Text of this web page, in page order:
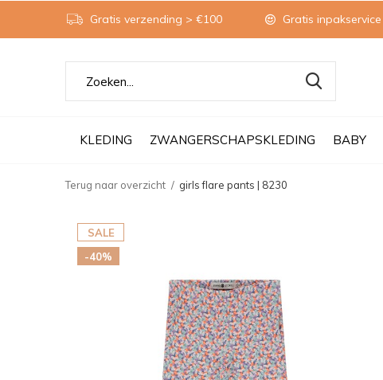
KLEDING ZWANGERSCHAPSKLEDING BABY
Gratis verzending > €100 Gratis inpakservice
Terug naar overzicht girls flare pants | 8230
SALE
-40%